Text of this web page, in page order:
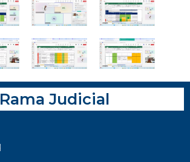
Rama Judicial